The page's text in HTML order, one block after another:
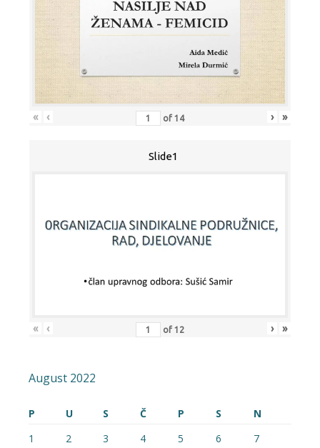
« ‹ of 14 › »
Slide1
« ‹ of 12 › »
August 2022
P U S Č P S
N
1
2 3 4 5 6 7